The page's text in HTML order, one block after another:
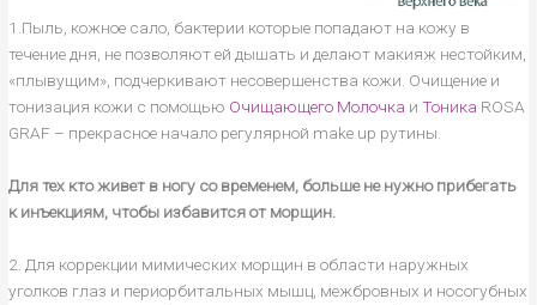
1.Пыль, кожное сало, бактерии которые попадают на кожу в
течение дня, не позволяют ей дышать и делают макияж нестойким,
«плывущим», подчеркивают несовершенства кожи. Очищение и
тонизация кожи с помощью Очищающего Молочка иТоника ROSA
GRAF – прекрасное начало регулярной make up рутины.
Для тех кто живет в ногу со временем, больше не нужно прибегать
к инъекциям, чтобы избавится от морщин.
2. Для коррекции мимических морщин в области наружных
уголков глаз и периорбитальных мышц, межбровных и носогубных